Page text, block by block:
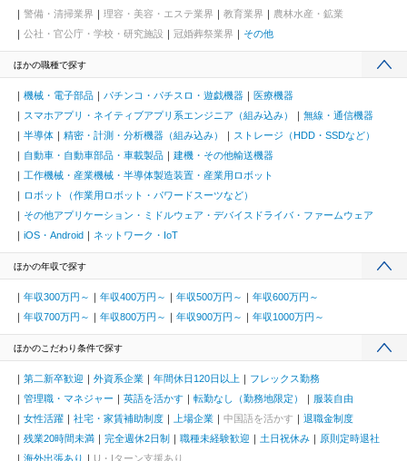
警備・清掃業界
理容・美容・エステ業界 教育業界
農林水産・鉱業
公社・官公庁・学校・研究施設
冠婚葬祭業界 その他
ほかの職種で探す
機械・電子部品 パチンコ・パチスロ・遊戯機器
医療機器
スマホアプリ・ネイティブアプリ系エンジニア（組み込み）
無線・通信機器
半導体
精密・計測・分析機器（組み込み）
ストレージ（HDD・SSDなど）
自動車・自動車部品・車載製品
建機・その他輸送機器
工作機械・産業機械・半導体製造装置・産業用ロボット
ロボット（作業用ロボット・パワードスーツなど）
その他アプリケーション・ミドルウェア・デバイスドライバ・ファームウェア
iOS・Android
ネットワーク・IoT
ほかの年収で探す
年収300万円～ 年収400万円～ 年収500万円～
年収600万円～
年収700万円～
年収800万円～ 年収900万円～ 年収1000万円～
ほかのこだわり条件で探す
第二新卒歓迎 外資系企業 年間休日120日以上
フレックス勤務
管理職・マネジャー
英語を活かす 転勤なし（勤務地限定）
服装自由
女性活躍
社宅・家賃補助制度 上場企業 中国語を活かす
退職金制度
残業20時間未満
完全週休2日制 職種未経験歓迎 土日祝休み
原則定時退社
海外出張あり
U・Iターン支援あり